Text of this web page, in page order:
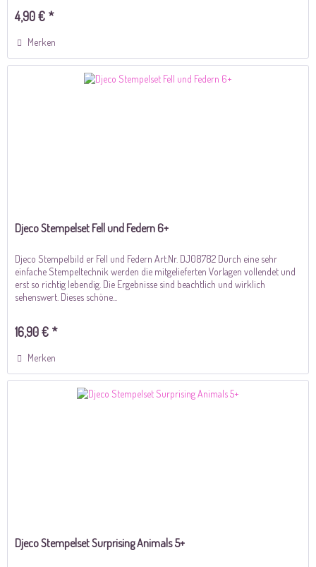
4,90 € *
Merken
Djeco Stempelset Fell und Federn 6+
Djeco Stempelbild er Fell und Federn Art.Nr. DJ08782 Durch eine sehr
einfache Stempeltechnik werden die mitgelieferten Vorlagen vollendet und
erst so richtig lebendig. Die Ergebnisse sind beachtlich und wirklich
sehenswert. Dieses schöne...
16,90 € *
Merken
Djeco Stempelset Surprising Animals 5+